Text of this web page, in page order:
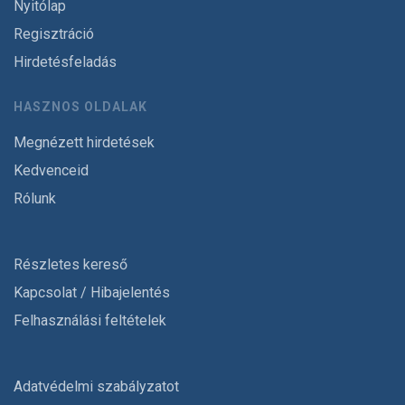
Nyitólap
Regisztráció
Hirdetésfeladás
HASZNOS OLDALAK
Megnézett hirdetések
Kedvenceid
Rólunk
Részletes kereső
Kapcsolat / Hibajelentés
Felhasználási feltételek
Adatvédelmi szabályzatot